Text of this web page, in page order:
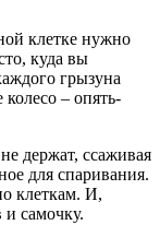
клетке нужно
куда вы
грызуна
– опять-
держат, ссаживая
для спаривания.
клеткам. И,
и самочку.